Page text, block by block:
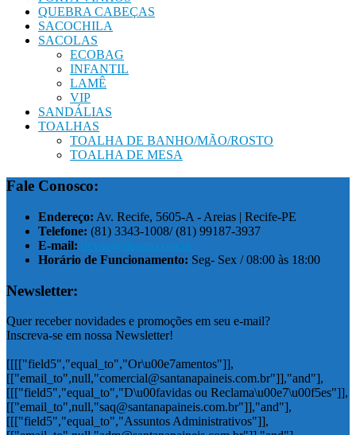
QUEBRA CABEÇAS
SACOCHILA
SACOLAS
ECOBAG
INFANTIL
LAMÊ
VIP
SANDÁLIAS
TOALHAS
TOALHA DE BANHO/MÃO/ROSTO
TOALHA DE MESA
Fale Conosco:
Endereço: Av. Recife, 5605-A - Areias | Recife-PE
Telefone: (81) 3343-1008/ (81) 99187-3937
E-mail: devan@devan.com.br
Horário de Funcionamento: Seg- Sex / 08:00 às 18:00
Newsletter:
Quer receber novidades e promoções em seu e-mail?
Inscreva-se em nossa Newsletter!
[[[["field5","equal_to","Or\u00e7amentos"]],
[["email_to",null,"comercial@santanapaineis.com.br"]],"and"],
[[["field5","equal_to","D\u00favidas ou Reclama\u00e7\u00f5es"]],
[["email_to",null,"saq@santanapaineis.com.br"]],"and"],
[[["field5","equal_to","Assuntos Administrativos"]],